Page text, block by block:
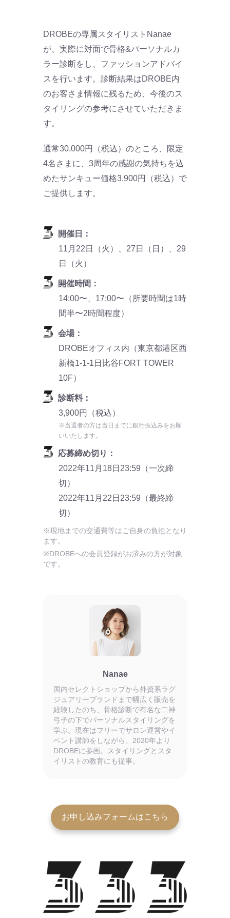
DROBEの専属スタイリストNanae
が、実際に対面で骨格&パーソナルカ
ラー診断をし、ファッションアドバイ
スを行います。診断結果はDROBE内
のお客さま情報に残るため、今後のス
タイリングの参考にさせていただきま
す。
通常30,000円（税込）のところ、限定
4名さまに、3周年の感謝の気持ちを込
めたサンキュー価格3,900円（税込）で
ご提供します。
開催日：
11月22日（火）、27日（日）、29
日（火）
開催時間：
14:00〜、17:00〜（所要時間は1時
間半〜2時間程度）
会場：
DROBEオフィス内（東京都港区西
新橋1-1-1日比谷FORT TOWER
10F）
診断料：
3,900円（税込）
※当選者の方は当日までに銀行振込みをお願
いいたします。
応募締め切り：
2022年11月18日23:59（一次締
切）
2022年11月22日23:59（最終締
切）
※現地までの交通費等はご自身の負担となり
ます。
※DROBEへの会員登録がお済みの方が対象
です。
Nanae
国内セレクトショップから外資系ラグ
ジュアリーブランドまで幅広く販売を
経験したのち、骨格診断で有名な二神
弓子の下でパーソナルスタイリングを
学ぶ。現在はフリーでサロン運営やイ
ベント講師をしながら、2020年より
DROBEに参画。スタイリングとスタ
イリストの教育にも従事。
お申し込みフォームはこちら